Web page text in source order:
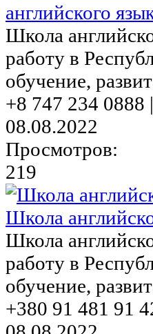
английского
Школа
работу в
обучение,
+8 747 234 0888
08.08.2022
Просмотров:
219
Школа
Школа
работу в
обучение,
+380 91 481 91